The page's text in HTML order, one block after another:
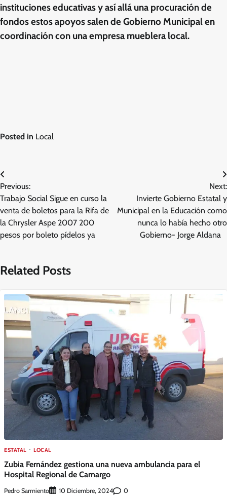
instituciones educativas y así allá una procuración de
fondos estos apoyos salen de Gobierno Municipal en
coordinación con una empresa mueblera local.
Posted in Local
Navegación
de
entradas
Previous:
Trabajo Social Sigue en curso la
venta de boletos para la Rifa de
la Chrysler Aspe 2007 200
pesos por boleto pídelos ya
Next:
Invierte Gobierno Estatal y
Municipal en la Educación como
nunca lo había hecho otro
Gobierno- Jorge Aldana
Related Posts
ESTATAL LOCAL
Zubia Fernández gestiona una nueva ambulancia para el
Hospital Regional de Camargo
Pedro Sarmiento 10 Diciembre, 2024 0